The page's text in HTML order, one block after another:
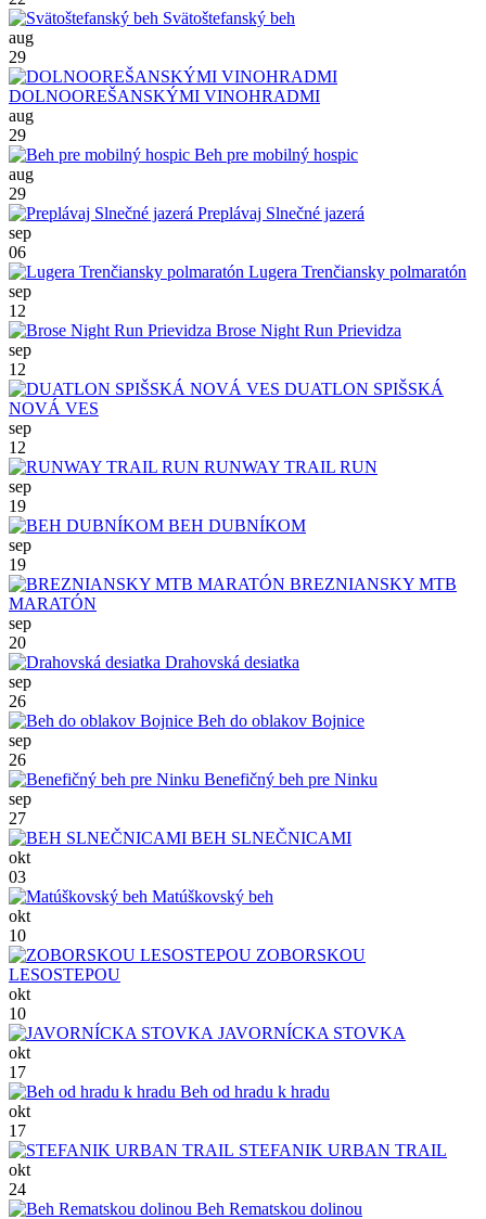
Svätoštefanský beh
aug
29
DOLNOOREŠANSKÝMI VINOHRADMI
aug
29
Beh pre mobilný hospic
aug
29
Preplávaj Slnečné jazerá
sep
06
Lugera Trenčiansky polmaratón
sep
12
Brose Night Run Prievidza
sep
12
DUATLON SPIŠSKÁ
NOVÁ VES
sep
12
RUNWAY TRAIL RUN
sep
19
BEH DUBNÍKOM
sep
19
BREZNIANSKY MTB
MARATÓN
sep
20
Drahovská desiatka
sep
26
Beh do oblakov Bojnice
sep
26
Benefičný beh pre Ninku
sep
27
BEH SLNEČNICAMI
okt
03
Matúškovský beh
okt
10
ZOBORSKOU
LESOSTEPOU
okt
10
JAVORNÍCKA STOVKA
okt
17
Beh od hradu k hradu
okt
17
STEFANIK URBAN TRAIL
okt
24
Beh Rematskou dolinou